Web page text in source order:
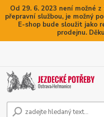
Od 29. 6. 2023 není možné
přepravní službou, je možný
E-shop bude sloužit jako
prodejnu.